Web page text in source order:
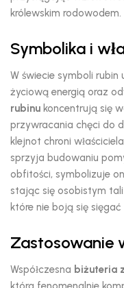
królewskim rodowodem.
Symbolika i
W świecie symboli
życiową energią oraz
rubinu koncentrują się
przywracania chęci do
klejnot chroni
sprzyja budowaniu
obfitości, symbolizuje
stając się osobistym
które nie boją się
Zastosowanie
Współczesna biżuteria